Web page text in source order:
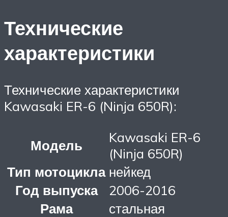
Технические
характеристики
Технические характеристики
Kawasaki ER-6 (Ninja 650R):
Модель
Kawasaki ER-6
(Ninja 650R)
Тип мотоцикла нейкед
Год выпуска
2006-2016
Рама
стальная